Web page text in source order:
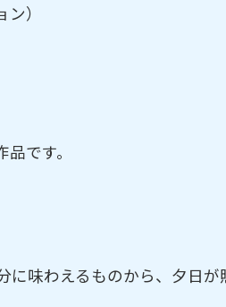
）
です。
味わえるものから、夕日